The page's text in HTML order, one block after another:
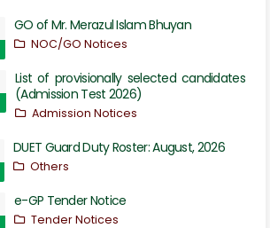
GO of Mr. Merazul Islam Bhuyan
NOC/GO Notices
List of provisionally selected candidates
(Admission Test 2026)
Admission Notices
DUET Guard Duty Roster: August, 2026
Others
e-GP Tender Notice
Tender Notices